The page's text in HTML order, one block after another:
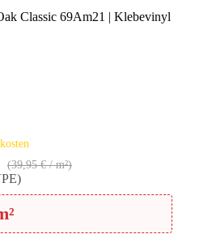
Classic 69Am21 | Klebevinyl
(39,95€/ m²)